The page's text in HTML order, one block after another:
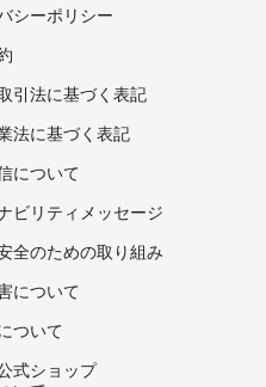
シーポリシー
引法に基づく表記
法に基づく表記
について
ビリティメッセージ
全のための取り組み
について
ついて
式ショップ